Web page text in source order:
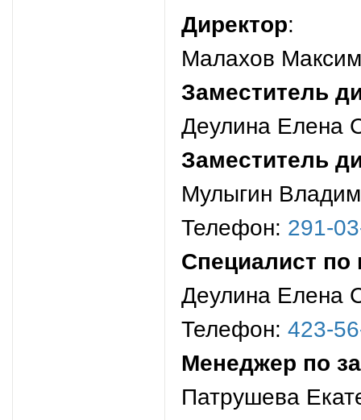
Директор:
Малахов
Заместитель
Деулина Елена
Заместитель
Мулыгин
Телефон: 291-
Специалист по
Деулина Елена
Телефон: 423-
Менеджер по
Патрушева